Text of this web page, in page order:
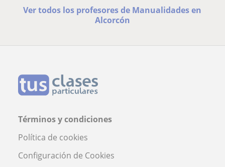
Ver todos los profesores de Manualidades en
Alcorcón
Términos y condiciones
Política de cookies
Configuración de Cookies